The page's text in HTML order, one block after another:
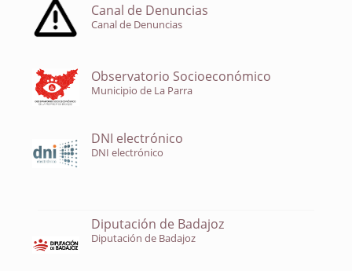
Canal de Denuncias
Canal de Denuncias
Observatorio Socioeconómico
Municipio de La Parra
DNI electrónico
DNI electrónico
Diputación de Badajoz
Diputación de Badajoz